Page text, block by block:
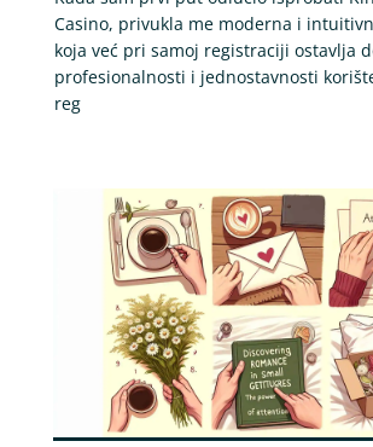
Casino, privukla me moderna i
koja već pri samoj registraciji ostavlja
profesionalnosti i jednostavnosti
reg